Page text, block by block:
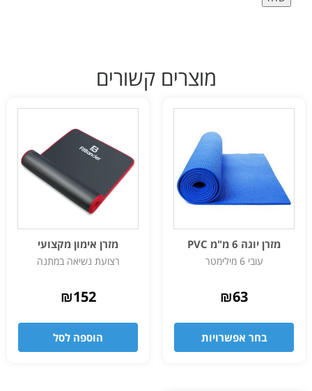
מוצרים קשורים
מזרן יוגה 6 מ"מ PVC
עובי 6 מילימטר
₪63
בחר אפשרויות
מזרן אימון מקצועי
רצועת נשיאה במתנה
₪152
הוספה לסל